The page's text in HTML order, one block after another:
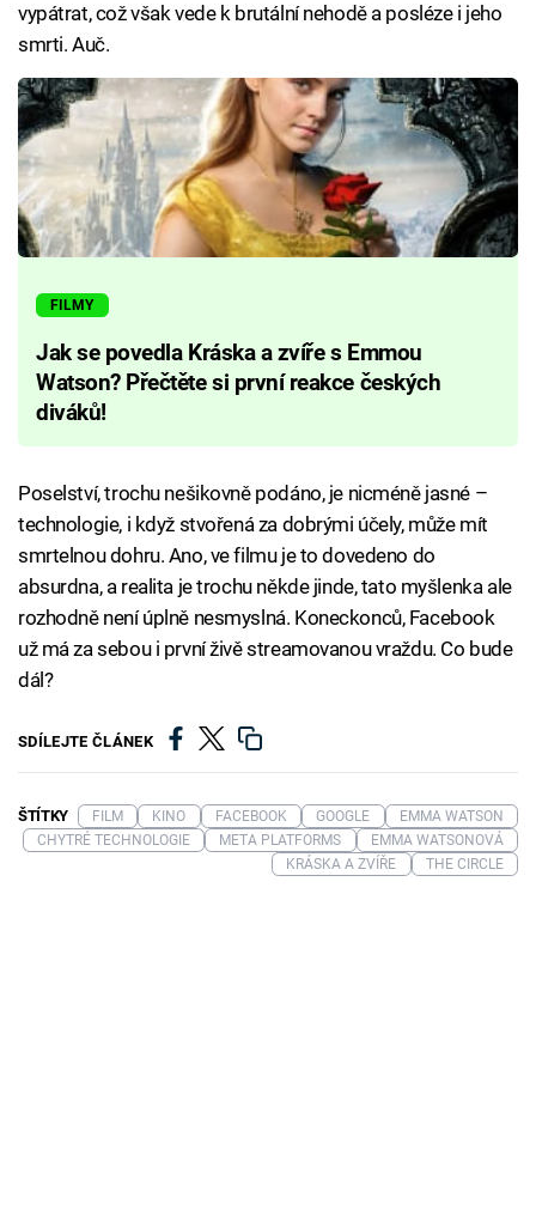
vypátrat, což však vede k brutální nehodě a posléze i jeho
smrti. Auč.
FILMY
Jak se povedla Kráska a zvíře s Emmou
Watson? Přečtěte si první reakce českých
diváků!
Poselství, trochu nešikovně podáno, je nicméně jasné –
technologie, i když stvořená za dobrými účely, může mít
smrtelnou dohru. Ano, ve filmu je to dovedeno do
absurdna, a realita je trochu někde jinde, tato myšlenka ale
rozhodně není úplně nesmyslná. Koneckonců, Facebook
už má za sebou i první živě streamovanou vraždu. Co bude
dál?
SDÍLEJTE ČLÁNEK
ŠTÍTKY FILM KINO FACEBOOK GOOGLE
EMMA WATSON
CHYTRÉ TECHNOLOGIE
META PLATFORMS
EMMA WATSONOVÁ
KRÁSKA A ZVÍŘE
THE CIRCLE